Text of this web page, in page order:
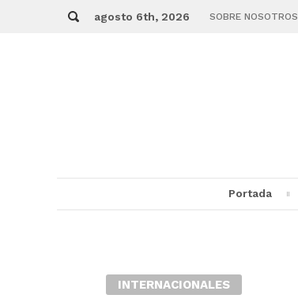
Buscar
agosto 6th, 2026 SOBRE NOSOTROS
Portada
INTERNACIONALES